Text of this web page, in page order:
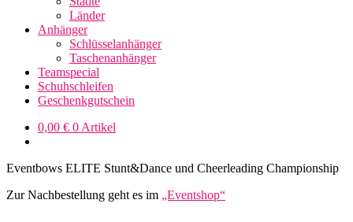
Länder
Anhänger
Schlüsselanhänger
Taschenanhänger
Teamspecial
Schuhschleifen
Geschenkgutschein
0,00 € 0 Artikel
Eventbows ELITE Stunt&Dance und Cheerleading Championship
Zur Nachbestellung geht es im „Eventshop“